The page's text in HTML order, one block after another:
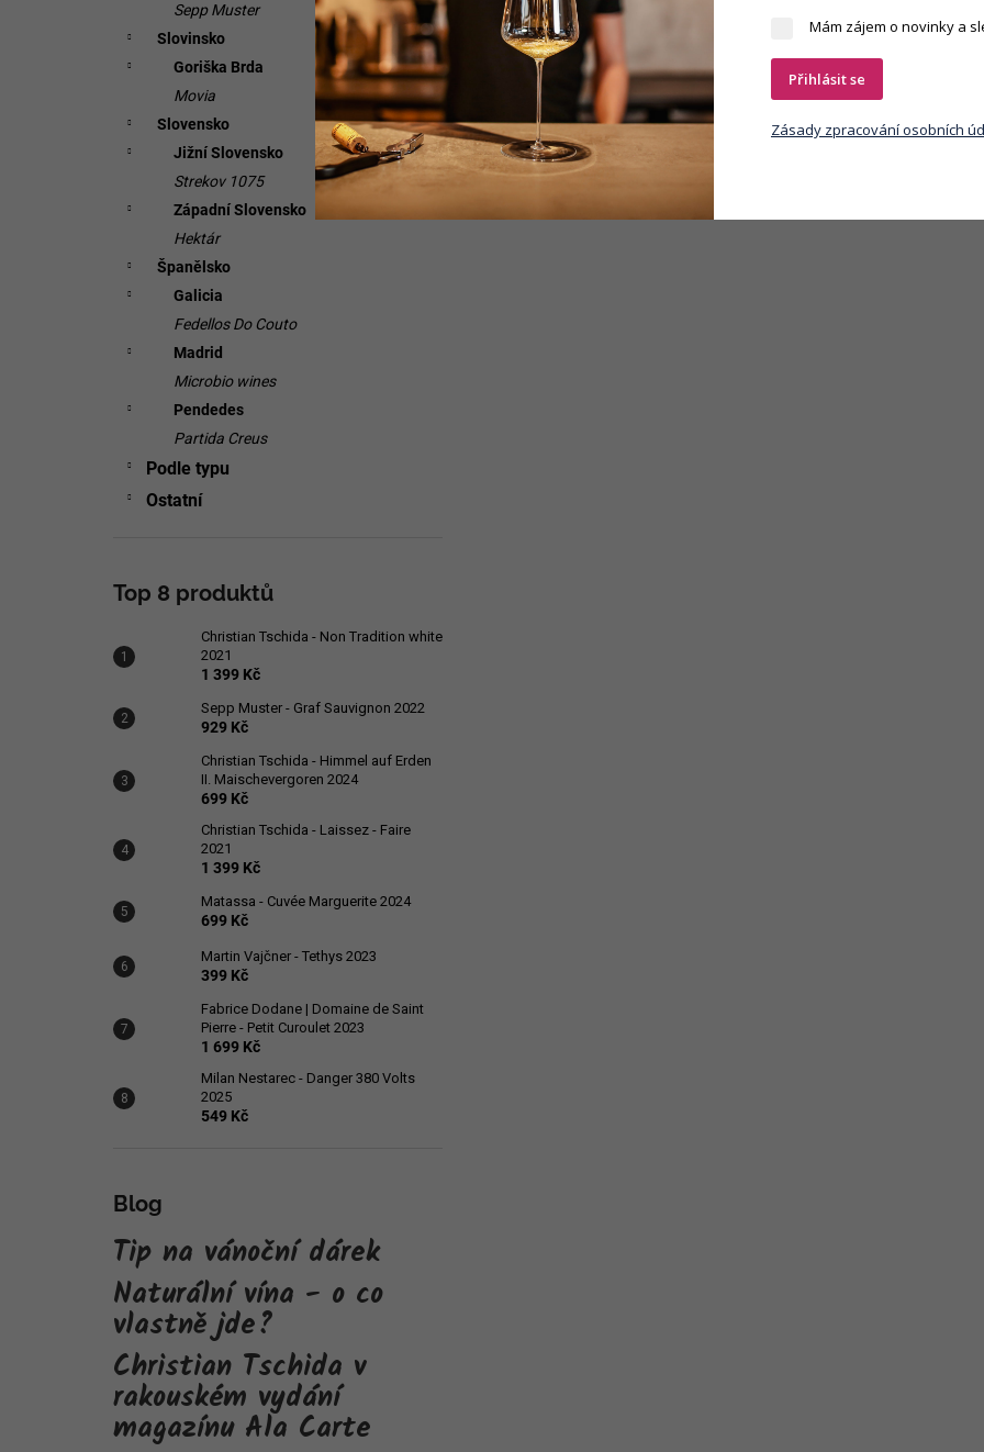
Sepp Muster
Slovinsko
Goriška Brda
Movia
Slovensko
Jižní Slovensko
Strekov 1075
Západní Slovensko
Hektár
Španělsko
Galicia
Fedellos Do Couto
Madrid
Microbio wines
Pendedes
Partida Creus
Podle typu
Ostatní
Top 8 produktů
Christian Tschida - Non Tradition white
2021
1 399 Kč
Sepp Muster - Graf Sauvignon 2022
929 Kč
Christian Tschida - Himmel auf Erden
II. Maischevergoren 2024
699 Kč
Christian Tschida - Laissez - Faire
2021
1 399 Kč
Matassa - Cuvée Marguerite 2024
699 Kč
Martin Vajčner - Tethys 2023
399 Kč
Fabrice Dodane | Domaine de Saint
Pierre - Petit Curoulet 2023
1 699 Kč
Milan Nestarec - Danger 380 Volts
2025
549 Kč
Blog
Tip na vánoční dárek
Naturální vína - o co
vlastně jde?
Christian Tschida v
rakouském vydání
magazínu Ala Carte
Mám zájem o novinky a
Přihlásit se
Zásady zpracování osobních